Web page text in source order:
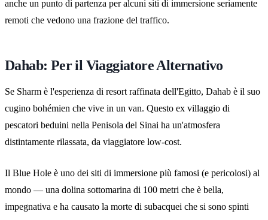
anche un punto di partenza per alcuni siti di immersione seriamente
remoti che vedono una frazione del traffico.
Dahab: Per il Viaggiatore Alternativo
Se Sharm è l'esperienza di resort raffinata dell'Egitto, Dahab è il suo
cugino bohémien che vive in un van. Questo ex villaggio di
pescatori beduini nella Penisola del Sinai ha un'atmosfera
distintamente rilassata, da viaggiatore low-cost.
Il Blue Hole è uno dei siti di immersione più famosi (e pericolosi) al
mondo — una dolina sottomarina di 100 metri che è bella,
impegnativa e ha causato la morte di subacquei che si sono spinti